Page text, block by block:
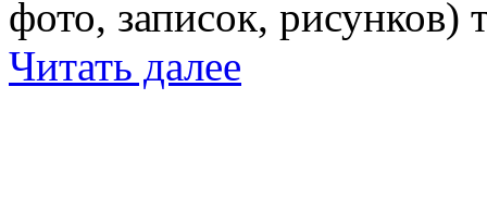
фото, записок,
Читать далее